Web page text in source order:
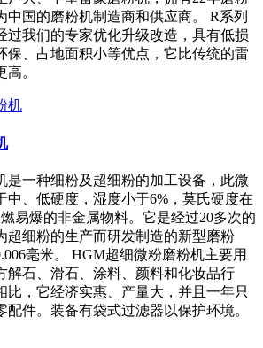
中国的磨粉机制造商和供应商。 R系列
过我们的专家优化升级改造，具有低损
保、占地面积小等优点，它比传统的雷
。
是一种细粉及超细粉的加工设备，此微
中、低硬度，湿度小于6%，莫氏硬度在
易爆的非金属物料。它是经过20多次的
超细粉的生产而研发制造的新型磨粉
毫米。 HGM超细微粉磨粉机主要用
解石、滑石、涂料、颜料和化妆品行
比，它经济实惠、产量大，并且一年只
配件。装备有袋式过滤器以保护环境。